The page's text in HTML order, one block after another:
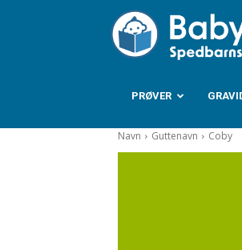
PRØVER
Navn Guttenavn Coby